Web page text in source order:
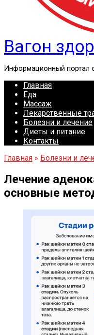
Вагон
Информационный портал
Главная
Еда
Массаж
Лекарственные
Болезни и лечение
Диеты и питание
Контакты
Главная » Болезни и
Лечение
основные